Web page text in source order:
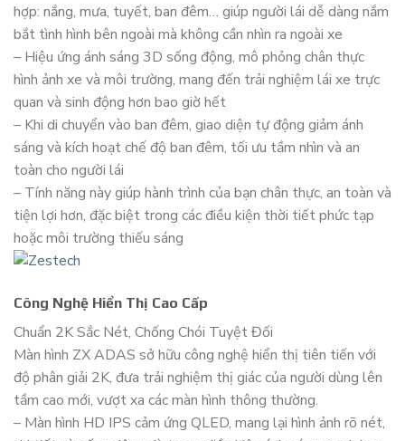
hợp: nắng, mưa, tuyết, ban đêm… giúp người lái dễ dàng nắm
bắt tình hình bên ngoài mà không cần nhìn ra ngoài xe
– Hiệu ứng ánh sáng 3D sống động, mô phỏng chân thực
hình ảnh xe và môi trường, mang đến trải nghiệm lái xe trực
quan và sinh động hơn bao giờ hết
– Khi di chuyển vào ban đêm, giao diện tự động giảm ánh
sáng và kích hoạt chế độ ban đêm, tối ưu tầm nhìn và an
toàn cho người lái
– Tính năng này giúp hành trình của bạn chân thực, an toàn và
tiện lợi hơn, đặc biệt trong các điều kiện thời tiết phức tạp
hoặc môi trường thiếu sáng
Công Nghệ Hiển Thị Cao Cấp
Chuẩn 2K Sắc Nét, Chống Chói Tuyệt Đối
Màn hình ZX ADAS sở hữu công nghệ hiển thị tiên tiến với
độ phân giải 2K, đưa trải nghiệm thị giác của người dùng lên
tầm cao mới, vượt xa các màn hình thông thường.
– Màn hình HD IPS cảm ứng QLED, mang lại hình ảnh rõ nét,